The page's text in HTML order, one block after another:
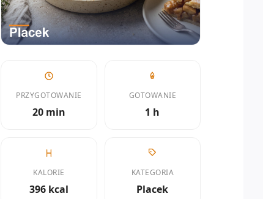
PRZYGOTOWANIE
20 min
GOTOWANIE
1 h
KALORIE
396 kcal
KATEGORIA
Placek